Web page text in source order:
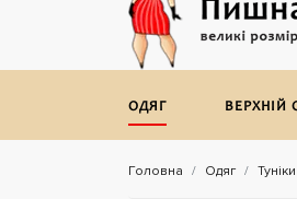
ОДЯГ ВЕРХНIЙ
Головна Одяг Туніки